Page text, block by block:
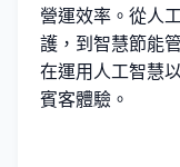
營運效率。從人
護，到智慧節能
在運用人工智慧
賓客體驗。